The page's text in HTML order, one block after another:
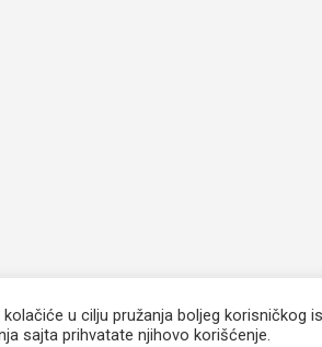
u cilju pružanja boljeg korisničkog
sajta prihvatate njihovo korišćenje.